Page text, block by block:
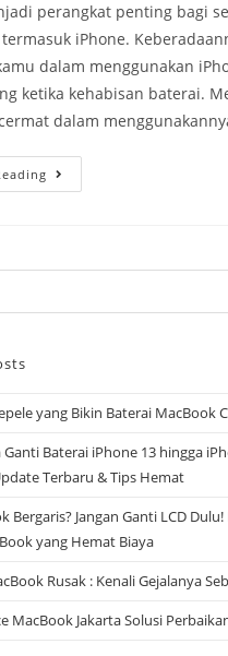
perangkat penting bagi
iPhone.
dalam menggunakan
ketika kehabisan baterai.
dalam
yang Bikin Baterai MacBook
Ganti Baterai iPhone 13 hingga
Terbaru & Tips Hemat
Bergaris? Jangan Ganti LCD
yang Hemat Biaya
Rusak : Kenali Gejalanya
MacBook Jakarta Solusi